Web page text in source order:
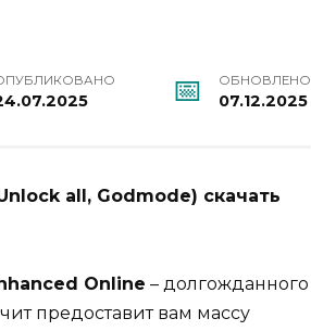
ОБНОВЛЕНО
07.12.2025
all, Godmode) скачать
Online – долгожданного
предоставит вам массу